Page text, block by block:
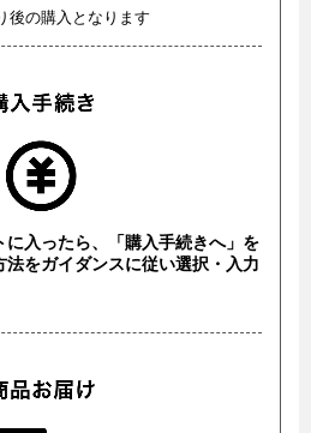
後の購入となります
に入ったら、「購入手続きへ」を
をガイダンスに従い選択・入力